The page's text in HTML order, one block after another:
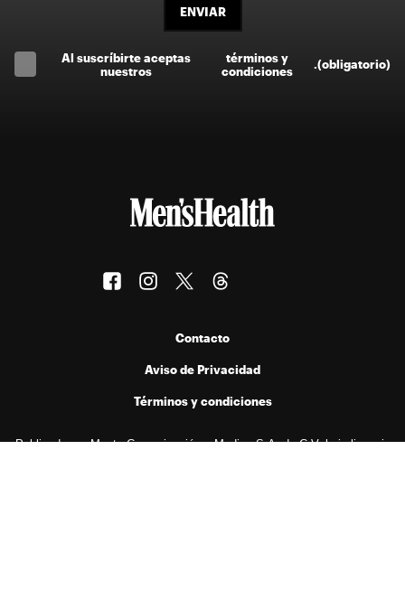
ENVIAR
Al suscríbirte aceptas
nuestros
términos y
condiciones
.(obligatorio)
Contacto
Aviso de Privacidad
Términos y condiciones
Publicado por Menta Comunicación y Medios S.A. de C.V. bajo licencia